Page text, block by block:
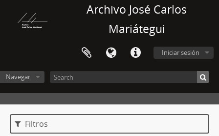
Archivo José Carlos
Mariátegui
Iniciar sesión
Navegar
Filtros